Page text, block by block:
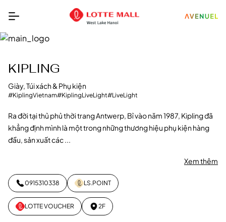
KIPLING
Giày, Túi xách & Phụ kiện
#KiplingVietnam#KiplingLiveLight#LiveLight
Ra đời tại thủ phủ thời trang Antwerp, Bỉ vào năm 1987, Kipling đã
khẳng định mình là một trong những thương hiệu phụ kiện hàng
đầu, sản xuất các ...
Xem thêm
0915310338 LS.POINT
LOTTE VOUCHER 2F